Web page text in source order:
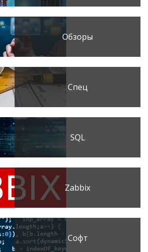
Обзоры
Спец
SQL
Zabbix
Софт